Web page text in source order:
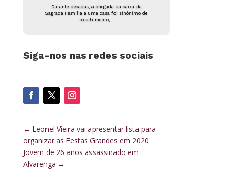
Durante décadas, a chegada da caixa da
Sagrada Família a uma casa foi sinónimo de
recolhimento,...
Siga-nos nas redes sociais
← Leonel Vieira vai apresentar lista para
organizar as Festas Grandes em 2020
Jovem de 26 anos assassinado em
Alvarenga →